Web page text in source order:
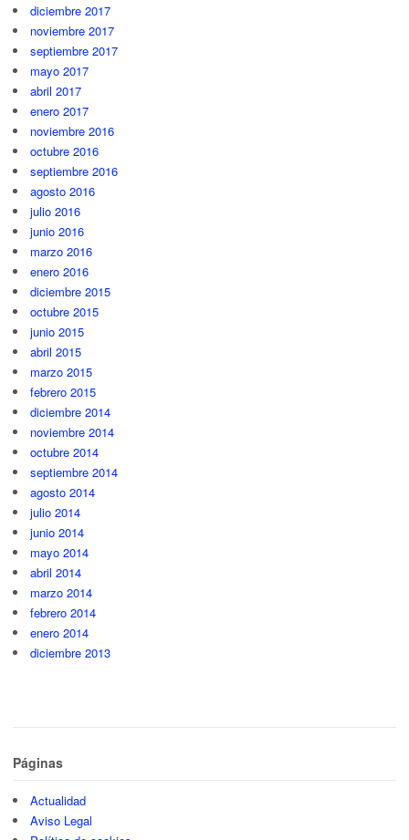
diciembre 2017
noviembre 2017
septiembre 2017
mayo 2017
abril 2017
enero 2017
noviembre 2016
octubre 2016
septiembre 2016
agosto 2016
julio 2016
junio 2016
marzo 2016
enero 2016
diciembre 2015
octubre 2015
junio 2015
abril 2015
marzo 2015
febrero 2015
diciembre 2014
noviembre 2014
octubre 2014
septiembre 2014
agosto 2014
julio 2014
junio 2014
mayo 2014
abril 2014
marzo 2014
febrero 2014
enero 2014
diciembre 2013
Páginas
Actualidad
Aviso Legal